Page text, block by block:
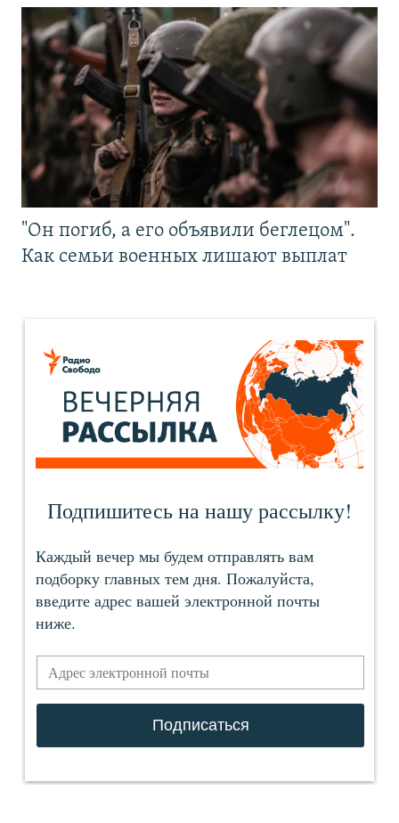
"Он погиб, а его объявили беглецом".
Как семьи военных лишают выплат